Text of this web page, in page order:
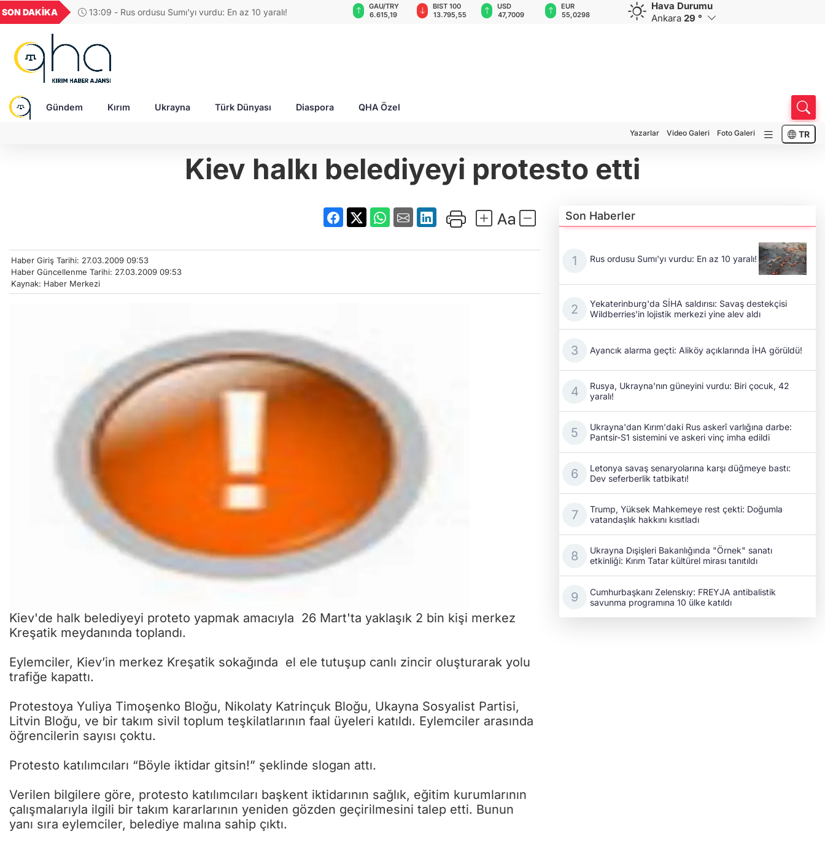
SON DAKİKA
11:07 - Yekaterinburg'da SİHA saldırısı: Savaş destekçisi
GEL
18,2413
16,2358
27,9743
0,0018
BIST 100
13.795,55
USD
47,7009
EUR
55,0298
GBP
64,1593
CHF
58,8609
CAD
34,0235
Hava Durumu
Ankara 29 °
Gündem Kırım Ukrayna Türk Dünyası Diaspora QHA Özel
Yazarlar Video Galeri Foto Galeri TR
Kiev halkı belediyeyi protesto etti
Haber Giriş Tarihi: 27.03.2009 09:53
Haber Güncellenme Tarihi: 27.03.2009 09:53
Kaynak: Haber Merkezi
Kiev'de halk belediyeyi proteto yapmak amacıyla 26 Mart'ta yaklaşık 2 bin kişi merkez
Kreşatik meydanında toplandı.
Eylemciler, Kiev’in merkez Kreşatik sokağında el ele tutuşup canlı zincir oluşturarak yolu
trafiğe kapattı.
Protestoya Yuliya Timoşenko Bloğu, Nikolaty Katrinçuk Bloğu, Ukayna Sosyalist Partisi,
Litvin Bloğu, ve bir takım sivil toplum teşkilatlarının faal üyeleri katıldı. Eylemciler arasında
öğrencilerin sayısı çoktu.
Protesto katılımcıları “Böyle iktidar gitsin!” şeklinde slogan attı.
Verilen bilgilere göre, protesto katılımcıları başkent iktidarının sağlık, eğitim kurumlarının
çalışmalarıyla ilgili bir takım kararlarının yeniden gözden geçirilmesini talep etti. Bunun
yanı sıra eylemciler, belediye malına sahip çıktı.
Son Haberler
Rus ordusu Sumı'yı vurdu: En az 10 yaralı!
Yekaterinburg'da SİHA saldırısı: Savaş destekçisi
Wildberries'in lojistik merkezi yine alev aldı
Ayancık alarma geçti: Aliköy açıklarında İHA görüldü!
Rusya, Ukrayna'nın güneyini vurdu: Biri çocuk, 42
yaralı!
Ukrayna'dan Kırım'daki Rus askerî varlığına darbe:
Pantsir-S1 sistemini ve askeri vinç imha edildi
Letonya savaş senaryolarına karşı düğmeye bastı:
Dev seferberlik tatbikatı!
Trump, Yüksek Mahkemeye rest çekti: Doğumla
vatandaşlık hakkını kısıtladı
Ukrayna Dışişleri Bakanlığında "Örnek" sanatı
etkinliği: Kırım Tatar kültürel mirası tanıtıldı
Cumhurbaşkanı Zelenskıy: FREYJA antibalistik
savunma programına 10 ülke katıldı